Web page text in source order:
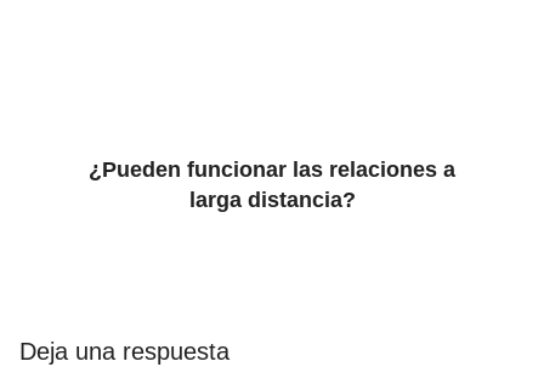
¿Pueden funcionar las relaciones a
larga distancia?
Deja una respuesta